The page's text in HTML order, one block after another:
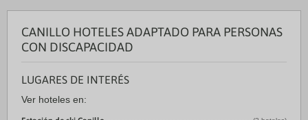
CANILLO HOTELES ADAPTADO PARA PERSONAS
CON DISCAPACIDAD
LUGARES DE INTERÉS
Ver hoteles en: